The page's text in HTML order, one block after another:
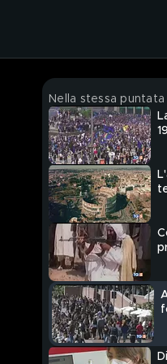
Nella stessa puntata